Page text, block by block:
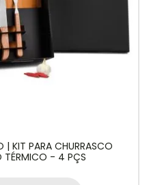
| KIT PARA CHURRASCO
- 4 PÇS